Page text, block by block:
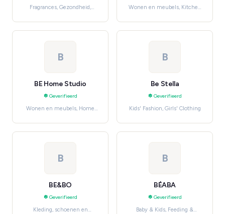
Fragrances, Gezondheid,
Wonen en meubels, Kitchen
B
BE Home Studio
Geverifieerd
Wonen en meubels, Home
B
Be Stella
Geverifieerd
Kids' Fashion, Girls' Clothing
B
BE&BO
Geverifieerd
Kleding, schoenen en
B
BÉABA
Geverifieerd
Baby & Kids, Feeding &